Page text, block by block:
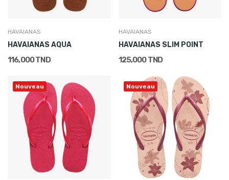
HAVAIANAS
HAVAIANAS AQUA
116,000 TND
HAVAIANAS
HAVAIANAS SLIM POINT
125,000 TND
Nouveau Nouveau